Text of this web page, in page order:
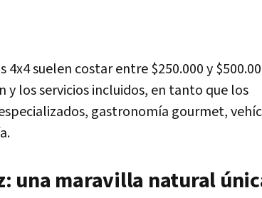
4x4 suelen costar entre $250.000 y
los servicios incluidos, en tanto que los
gastronomía gourmet,
una maravilla natural